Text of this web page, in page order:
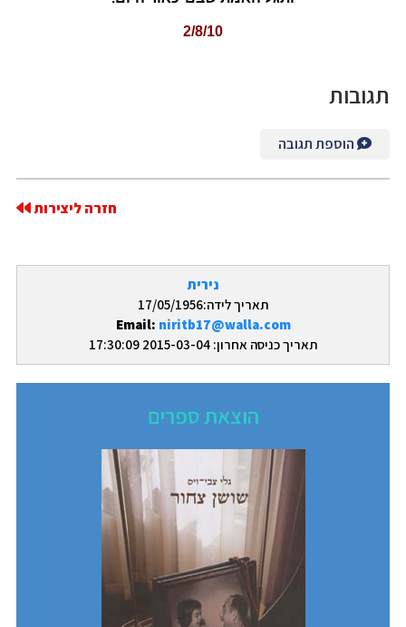
נירית
תאריך לידה:17/05/1956
Email: niritb17@walla.com
תאריך כניסה אחרון: 2015-03-04 17:30:09
הוצאת ספרים
2/8/10
תגובות
הוספת תגובה
חזרה ליצירות